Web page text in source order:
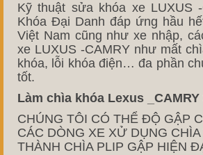
Kỹ thuật sửa khóa xe LUXUS
Khóa Đại Danh đáp ứng hầu
Việt Nam cũng như xe nhập,
xe LUXUS -CAMRY như mất
khóa, lỗi khóa điện… đa phần
tốt.
Làm chìa khóa Lexus _CAMRY
CHÚNG TÔI CÓ THỂ ĐỘ GẬP
CÁC DÒNG XE XỬ DỤNG
THÀNH CHÌA PLIP GẬP HIỆN